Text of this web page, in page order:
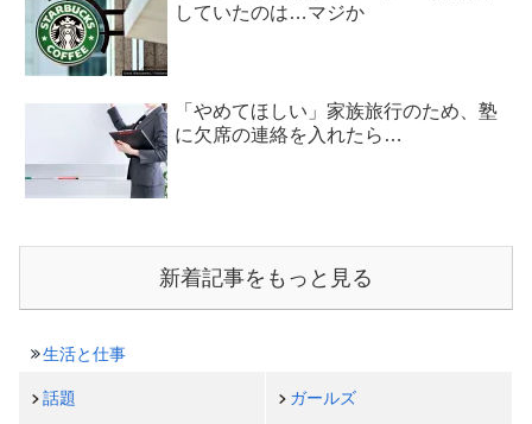
していたのは…マジか
「やめてほしい」家族旅行のため、塾
に欠席の連絡を入れたら…
新着記事をもっと見る
生活と仕事
話題 ガールズ